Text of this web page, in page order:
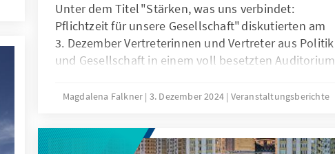
Unter dem Titel "Stärken, was uns verbindet:
Pflichtzeit für unsere Gesellschaft" diskutierten am
3. Dezember Vertreterinnen und Vertreter aus Politik
und Gesellschaft in einem voll besetzten Auditorium
Dr. Norbert Lammert eröffnete die Veranstaltung
Walter Steinmeier, der sich in seinem Impuls erneut
für eine "Soziale Pflichtzeit" aussprach. Im
Magdalena Falkner 3. Dezember 2024 Veranstaltungsberichte